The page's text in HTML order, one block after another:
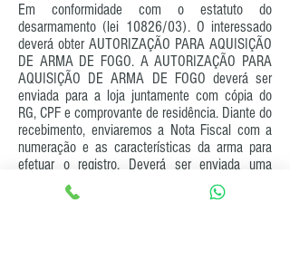
Em conformidade com o estatuto do
desarmamento (lei 10826/03). O interessado
deverá obter AUTORIZAÇÃO PARA AQUISIÇÃO
DE ARMA DE FOGO. A AUTORIZAÇÃO PARA
AQUISIÇÃO DE ARMA DE FOGO deverá ser
enviada para a loja juntamente com cópia do
RG, CPF e comprovante de residência. Diante do
recebimento, enviaremos a Nota Fiscal com a
numeração e as características da arma para
efetuar o registro. Deverá ser enviada uma
fotocópia autenticada do registro, para a
emissão da guia de tráfego e envio da arma.